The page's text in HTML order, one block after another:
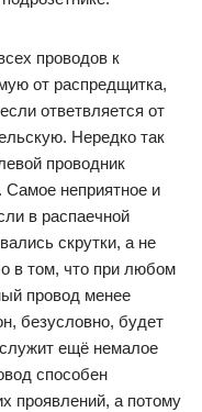
проводов к
от распредщитка,
ответвляется от
Нередко так
проводник
Самое неприятное и
в распаечной
скрутки, а не
в том, что при любом
провод менее
безусловно, будет
ещё немалое
способен
проявлений, а потому